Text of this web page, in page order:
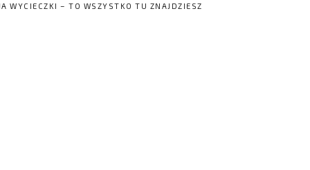
WYCIECZKI – TO WSZYSTKO TU ZNAJDZIESZ